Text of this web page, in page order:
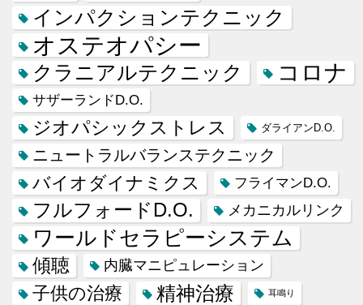
インパクションテクニック
オステオパシー
クラニアルテクニック コロナ
サザーランドD.O.
ジオパシックストレス ダライアンD.O.
ニュートラルバランステクニック
バイオダイナミクス フライマンD.O.
フルフォードD.O. メカニカルリンク
ワールドセラピーシステム
傾聴 内臓マニピュレーション
子供の治療 精神治療 耳鳴り